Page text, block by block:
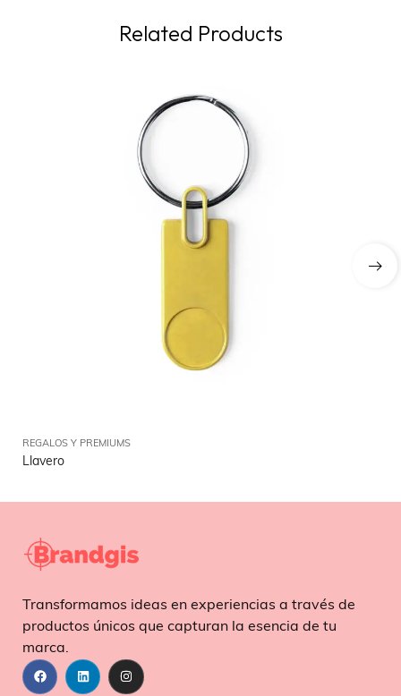
Related Products
REGALOS Y PREMIUMS
Llavero
Transformamos ideas en experiencias a través de
productos únicos que capturan la esencia de tu
marca.